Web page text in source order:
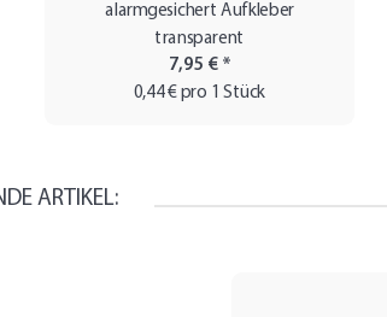
alarmgesichert Aufkleber
transparent
7,95 € *
0,44 € pro 1 Stück
ARTIKEL: